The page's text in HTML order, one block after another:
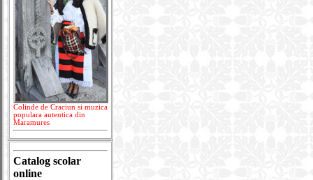
Colinde de Craciun si muzica
populara autentica din
Maramures
Catalog scolar
online